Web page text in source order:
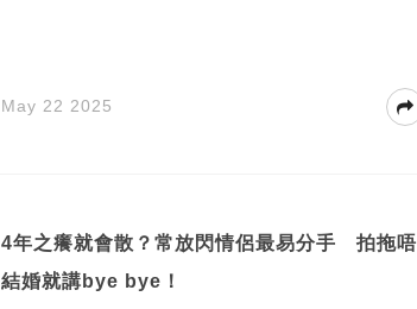
May 22 2025
4年之癢就會散？常放閃情侶最易分手 拍拖唔
結婚就講bye bye！